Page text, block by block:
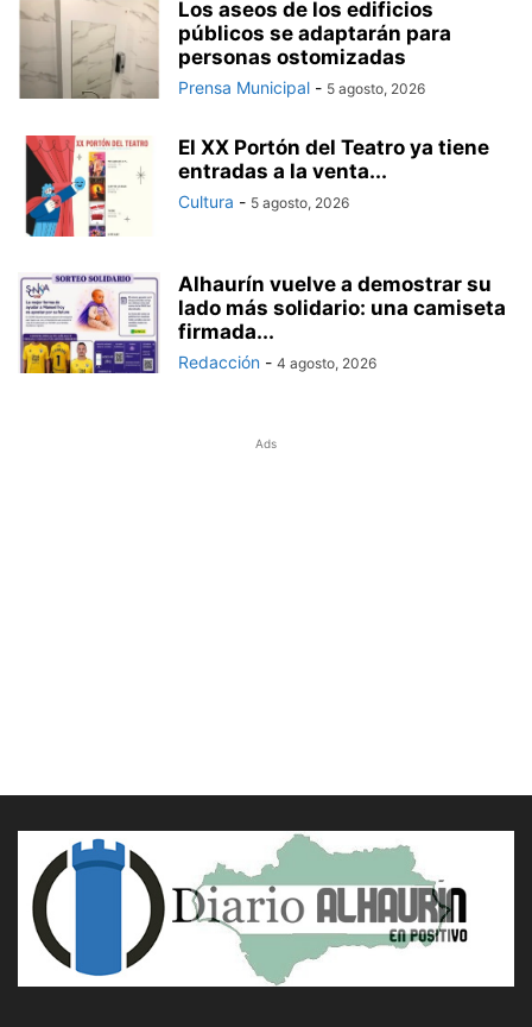
Los aseos de los edificios
públicos se adaptarán para
personas ostomizadas
Prensa Municipal - 5 agosto, 2026
El XX Portón del Teatro ya tiene
entradas a la venta...
Cultura - 5 agosto, 2026
Alhaurín vuelve a demostrar su
lado más solidario: una camiseta
firmada...
Redacción - 4 agosto, 2026
Ads